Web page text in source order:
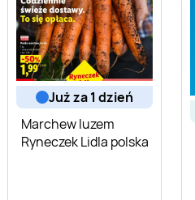
już za 1 dzień
Marchew luzem
Ryneczek Lidla polska